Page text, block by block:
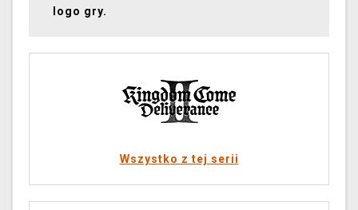
logo gry.
Wszystko z tej serii